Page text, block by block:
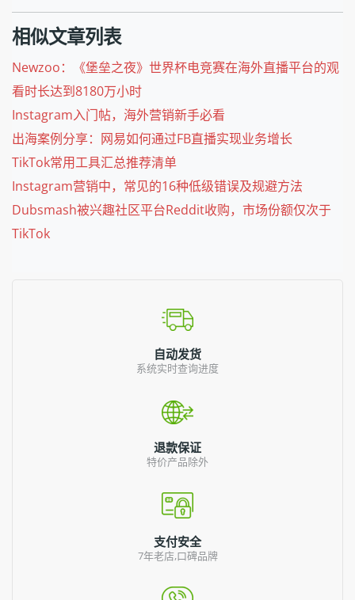
相似文章列表
Newzoo：《堡垒之夜》世界杯电竞赛在海外直播平台的观
看时长达到8180万小时
Instagram入门帖，海外营销新手必看
出海案例分享：网易如何通过FB直播实现业务增长
TikTok常用工具汇总推荐清单
Instagram营销中，常见的16种低级错误及规避方法
Dubsmash被兴趣社区平台Reddit收购，市场份额仅次于
TikTok
自动发货
系统实时查询进度
退款保证
特价产品除外
支付安全
7年老店,口碑品牌